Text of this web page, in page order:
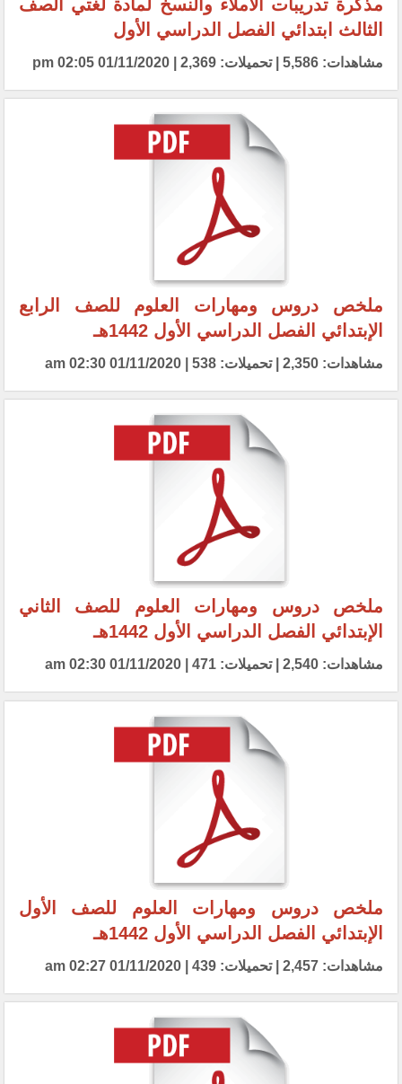
مذكرة تدريبات الاملاء والنسخ لمادة لغتي الصف
الثالث ابتدائي الفصل الدراسي الأول
مشاهدات: 5,586 | تحميلات: 2,369 | 01/11/2020 02:05 pm
ملخص دروس ومهارات العلوم للصف الرابع
الإبتدائي الفصل الدراسي الأول 1442هـ
مشاهدات: 2,350 | تحميلات: 538 | 01/11/2020 02:30 am
ملخص دروس ومهارات العلوم للصف الثاني
الإبتدائي الفصل الدراسي الأول 1442هـ
مشاهدات: 2,540 | تحميلات: 471 | 01/11/2020 02:30 am
ملخص دروس ومهارات العلوم للصف الأول
الإبتدائي الفصل الدراسي الأول 1442هـ
مشاهدات: 2,457 | تحميلات: 439 | 01/11/2020 02:27 am